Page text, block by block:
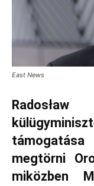
East News
megtörni
miközben